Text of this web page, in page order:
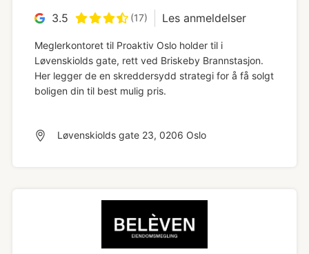
3.5 (17) Les anmeldelser
Meglerkontoret til Proaktiv Oslo holder til i
Løvenskiolds gate, rett ved Briskeby Brannstasjon.
Her legger de en skreddersydd strategi for å få solgt
boligen din til best mulig pris.
Løvenskiolds gate 23, 0206 Oslo